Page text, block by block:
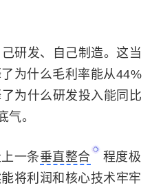
研发、自己制造。这当
为什么毛利率能从44%
为什么研发投入能同比
气。
一条垂直整合
程度极
将利润和核心技术牢牢